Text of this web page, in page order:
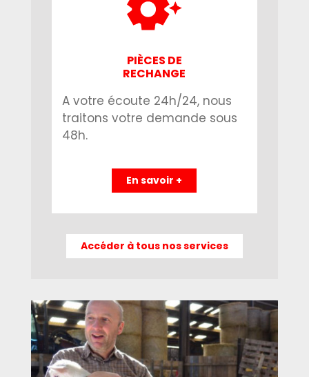
PIÈCES DE
RECHANGE
A votre écoute 24h/24, nous
traitons votre demande sous
48h.
En savoir +
Accéder à tous nos services